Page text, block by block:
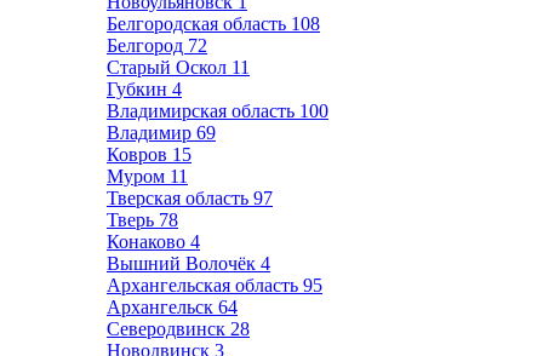
Белгородская область 108
Белгород 72
Старый Оскол 11
Губкин 4
Владимирская область 100
Владимир 69
Ковров 15
Муром 11
Тверская область 97
Тверь 78
Конаково 4
Вышний Волочёк 4
Архангельская область 95
Архангельск 64
Северодвинск 28
Новодвинск 3